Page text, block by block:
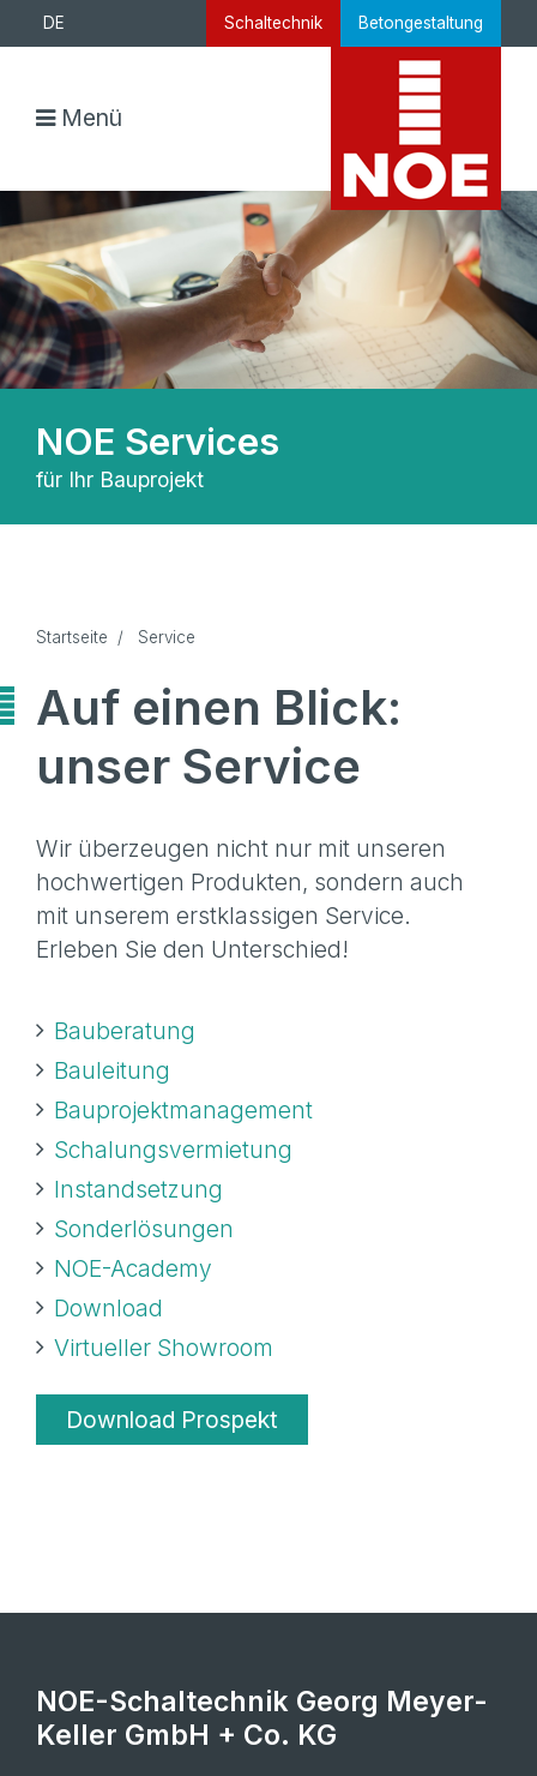
DE Schaltechnik Betongestaltung
Menü
NOE Services
für Ihr Bauprojekt
Startseite / Service
Auf einen Blick:
unser Service
Wir überzeugen nicht nur mit unseren
hochwertigen Produkten, sondern auch
mit unserem erstklassigen Service.
Erleben Sie den Unterschied!
Bauberatung
Bauleitung
Bauprojektmanagement
Schalungsvermietung
Instandsetzung
Sonderlösungen
NOE-Academy
Download
Virtueller Showroom
Download Prospekt
NOE-Schaltechnik Georg Meyer-
Keller GmbH + Co. KG